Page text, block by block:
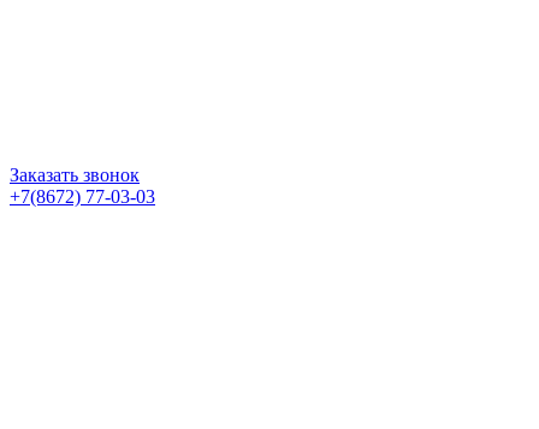
Заказать звонок
+7(8672) 77-03-03